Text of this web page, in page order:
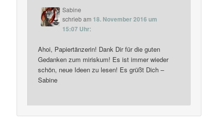
Sabine
schriebam 18. November 2016 um
15:07 Uhr:
Ahoi, Papiertänzerin! Dank Dir für die guten
Gedanken zum miriskum! Es ist immer wieder
schön, neue Ideen zu lesen! Es grüßt Dich –
Sabine